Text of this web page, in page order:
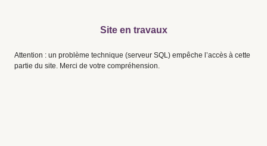
Site en travaux
Attention : un problème technique (serveur SQL) empêche l’accès à cette
partie du site. Merci de votre compréhension.